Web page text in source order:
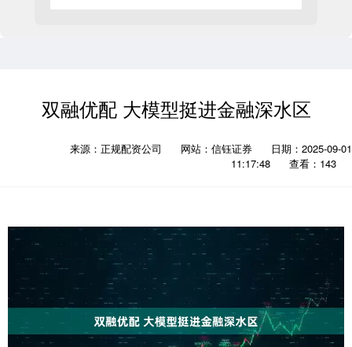
双融优配 大模型挺进金融深水区
来源：正规配资公司 网站：信钰证券
日期：2025-09-01
11:17:48
查看：143